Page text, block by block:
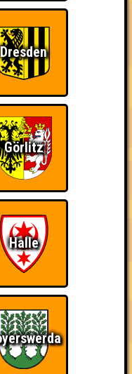
14 39
12 35
12 35
Dresden
Görlitz
Halle